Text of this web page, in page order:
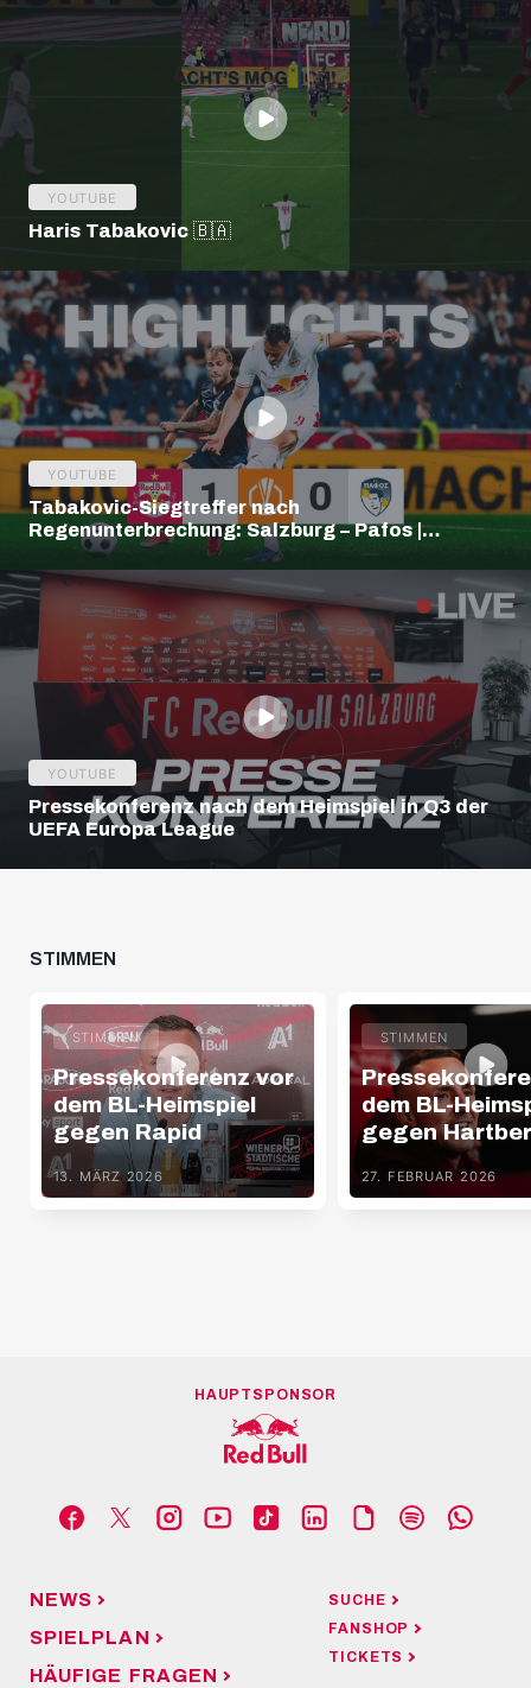
YOUTUBE
Haris Tabakovic 🇧🇦
YOUTUBE
Tabakovic-Siegtreffer nach
Regenunterbrechung: Salzburg – Pafos |
Highlights | Europa League Q3
YOUTUBE
Pressekonferenz nach dem Heimspiel in Q3 der
UEFA Europa League
STIMMEN
STIMMEN
Pressekonferenz vor
dem BL-Heimspiel
gegen Rapid
13. MÄRZ 2026
STIMMEN
dem BL-
gegen
27. FEBRUAR 2026
HAUPTSPONSOR
NEWS
SPIELPLAN
HÄUFIGE FRAGEN
SUCHE
FANSHOP
TICKETS